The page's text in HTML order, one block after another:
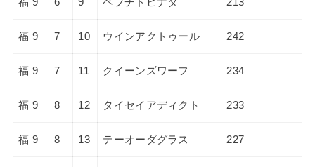
福 9 7 10 ウインアクトゥール 242
福 9 7 11 クイーンズワーフ 234
福 9 8 12 タイセイアディクト 233
福 9 8 13 テーオーダグラス 227